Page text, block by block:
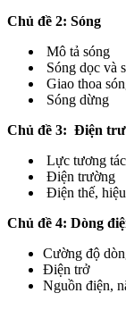
Chủ đề 2: Sóng
Mô tả sóng
Sóng dọc và
Giao thoa
Sóng dừng
Chủ đề 3: Điện
Lực tương
Điện trường
Điện thế,
Chủ đề 4: Dòng
Cường độ
Điện trở
Nguồn điện,